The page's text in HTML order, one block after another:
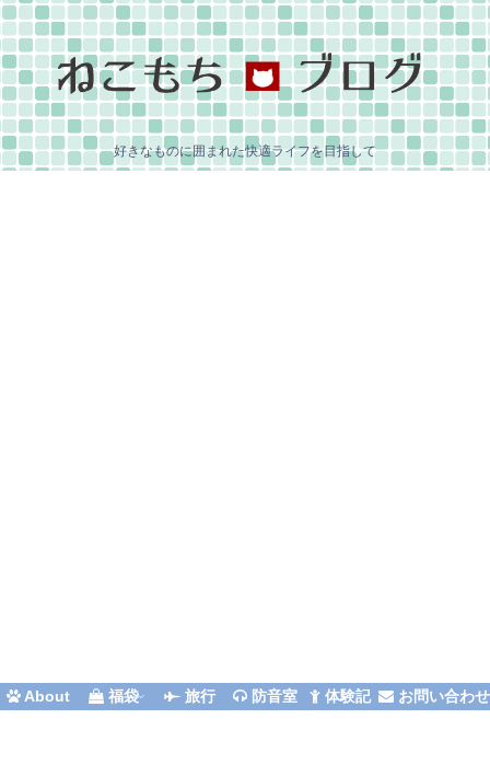
好きなものに囲まれた快適ライフを目指して
About 福袋 旅行 防音室 体験記 お問い合わせ